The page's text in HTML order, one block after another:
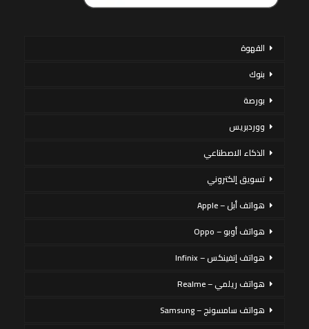
القهوة
بنوك
بورصة
ووردبريس
الذكاء الاصطناعي
تسويق إلكتروني
هواتف أبل – Apple
هواتف أوبو – Oppo
هواتف إنفينكس – Infinix
هواتف ريلمي – Realme
هواتف سامسونج – Samsung